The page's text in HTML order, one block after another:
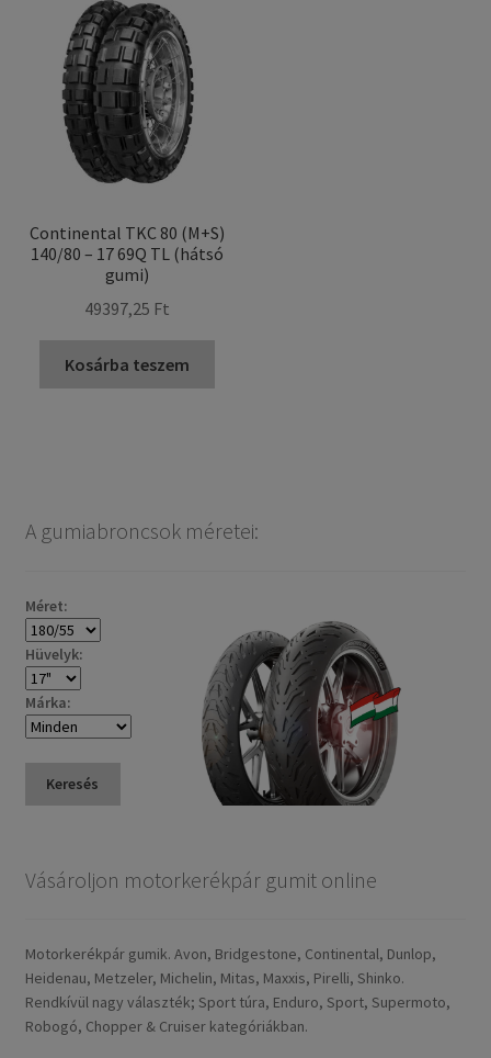
Continental TKC 80 (M+S)
140/80 – 17 69Q TL (hátsó
gumi)
49397,25 Ft
Kosárba teszem
A gumiabroncsok méretei:
Méret:
Hüvelyk:
Márka:
Keresés
Vásároljon motorkerékpár gumit online
Motorkerékpár gumik. Avon, Bridgestone, Continental, Dunlop,
Heidenau, Metzeler, Michelin, Mitas, Maxxis, Pirelli, Shinko.
Rendkívül nagy választék; Sport túra, Enduro, Sport, Supermoto,
Robogó, Chopper & Cruiser kategóriákban.